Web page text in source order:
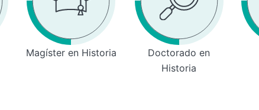
Magíster en Historia
Doctorado en
Historia